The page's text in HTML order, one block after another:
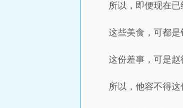
所以，即便现在
这些美食，可都是
这份差事，可是赵
所以，他容不得这